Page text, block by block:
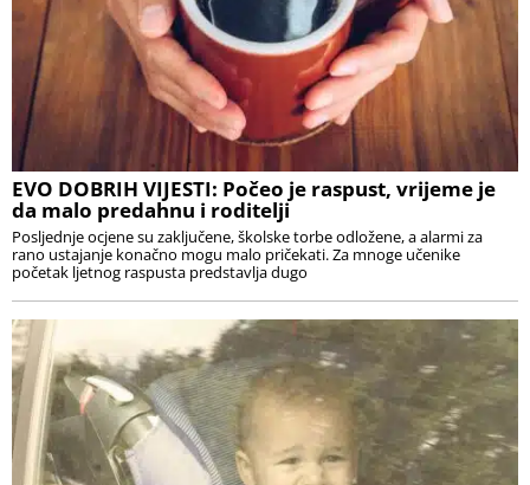
EVO DOBRIH VIJESTI: Počeo je raspust, vrijeme je
da malo predahnu i roditelji
Posljednje ocjene su zaključene, školske torbe odložene, a alarmi za
rano ustajanje konačno mogu malo pričekati. Za mnoge učenike
početak ljetnog raspusta predstavlja dugo